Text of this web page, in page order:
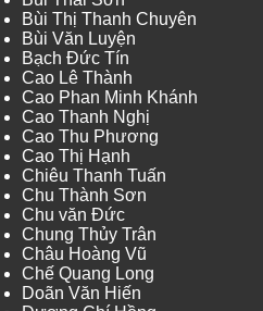
Bùi Thị Thanh Chuyên
Bùi Văn Luyện
Bạch Đức Tín
Cao Lê Thành
Cao Phan Minh Khánh
Cao Thanh Nghị
Cao Thu Phương
Cao Thị Hạnh
Chiêu Thanh Tuấn
Chu Thành Sơn
Chu văn Đức
Chung Thủy Trân
Châu Hoàng Vũ
Chế Quang Long
Doãn Văn Hiến